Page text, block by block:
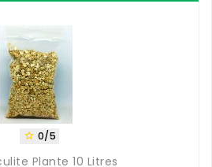
 0/5
Plante 10 Litres